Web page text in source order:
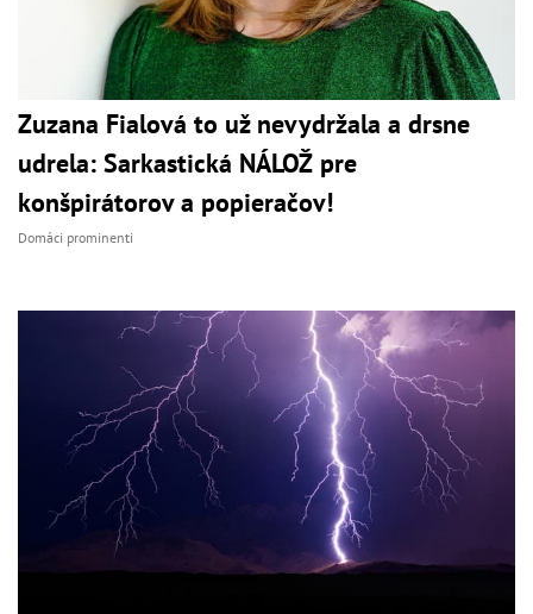
Zuzana Fialová to už nevydržala a drsne
udrela: Sarkastická NÁLOŽ pre
konšpirátorov a popieračov!
Domáci prominenti